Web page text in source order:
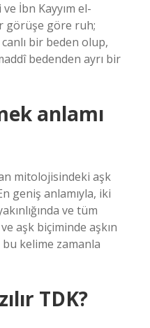
İbn Kayyım el-
görüşe göre ruh;
bir beden olup,
bedenden ayrı bir
anlamı
mitolojisindeki aşk
geniş anlamıyla, iki
ve tüm
aşk biçiminde aşkın
kelime zamanla
TDK?